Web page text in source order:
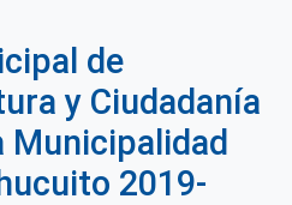
de
y Ciudadanía
Municipalidad
2019-